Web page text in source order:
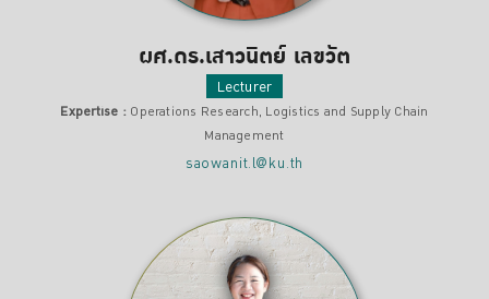
ผศ.ดร.เสาวนิตย์ เลขวัต
Lecturer
Expertise : Operations Research, Logistics and Supply Chain
Management
saowanit.l@ku.th